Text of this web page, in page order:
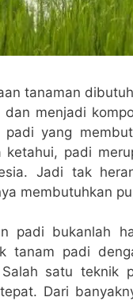
tanaman
menjadi
yang
padi
Jadi tak
membutuhkan
padi bukanlah
tanam padi
satu teknik
Dari